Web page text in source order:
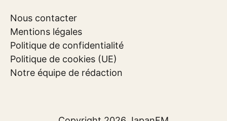
Nous contacter
Mentions légales
Politique de confidentialité
Politique de cookies (UE)
Notre équipe de rédaction